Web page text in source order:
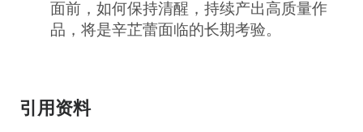
面前，如何保持清醒，持续产出高质量作
品，将是辛芷蕾面临的长期考验。
引用资料